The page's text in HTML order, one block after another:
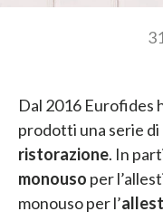
Dal 2016 Eurofides
prodotti una serie
ristorazione. In
monouso per
monouso per l’